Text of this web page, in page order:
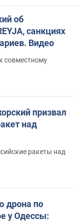
об
санкциях
Видео
совместному
призвал
над
ракеты над
дрона по
у Одессы: